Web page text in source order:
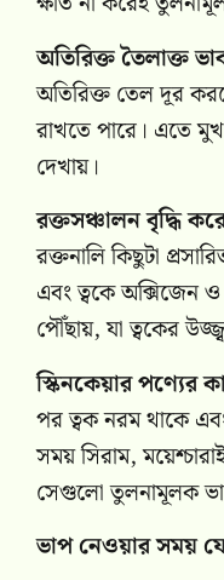
অতিরিক্ত তৈলাক্ত
অতিরিক্ত তেল দূর
রাখতে পারে। এতে
দেখায়।
রক্তসঞ্চালন বৃদ্ধি
রক্তনালি কিছুটা
এবং ত্বকে অক্সিজেন ও
পৌঁছায়, যা ত্বকের
স্কিনকেয়ার পণ্যের
পর ত্বক নরম থাকে
সময় সিরাম,
সেগুলো তুলনামূলক
ভাপ নেওয়ার সময়